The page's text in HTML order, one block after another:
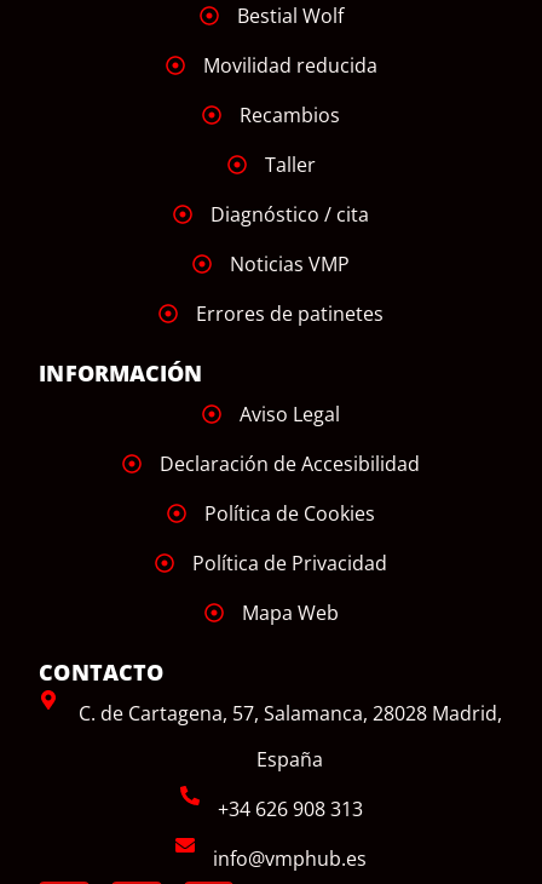
Bestial Wolf
Movilidad reducida
Recambios
Taller
Diagnóstico / cita
Noticias VMP
Errores de patinetes
INFORMACIÓN
Aviso Legal
Declaración de Accesibilidad
Política de Cookies
Política de Privacidad
Mapa Web
CONTACTO
C. de Cartagena, 57, Salamanca, 28028 Madrid,
España
+34 626 908 313
info@vmphub.es